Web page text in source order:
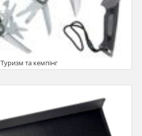
Туризм та кемпінг